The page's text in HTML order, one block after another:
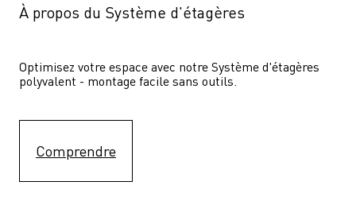
À propos du Système d'étagères
Optimisez votre espace avec notre Système d'étagères
polyvalent - montage facile sans outils.
Comprendre